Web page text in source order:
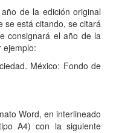
de la edición original
se está citando, se citará
consignará el año de la
ejemplo:
México: Fondo de
Word, en interlineado
A4) con la siguiente